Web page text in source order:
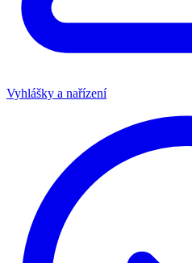
Vyhlášky a nařízení